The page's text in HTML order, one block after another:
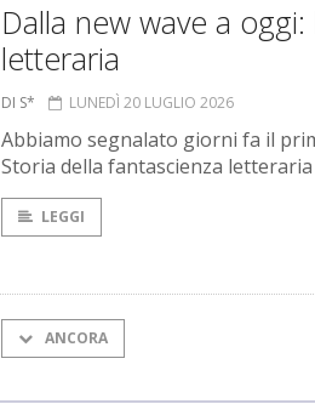
Dalla new wave a
letteraria
DI S* LUNEDÌ 20 LUGLIO 2026
Abbiamo segnalato giorni fa il
Storia della fantascienza
LEGGI
ANCORA